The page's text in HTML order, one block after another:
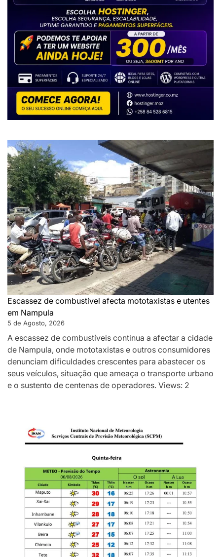
Escassez de combustível afecta mototaxistas e utentes
em Nampula
5 de Agosto, 2026
A escassez de combustíveis continua a afectar a cidade
de Nampula, onde mototaxistas e outros consumidores
denunciam dificuldades crescentes para abastecer os
seus veículos, situação que ameaça o transporte urbano
e o sustento de centenas de operadores. Views: 2